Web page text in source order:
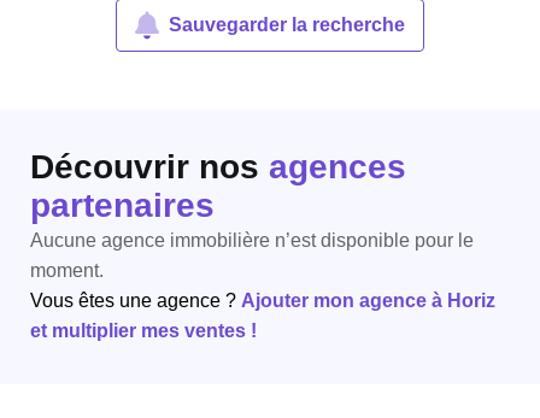
Sauvegarder la recherche
Découvrir nos agences
partenaires
Aucune agence immobilière n’est disponible pour le
moment.
Vous êtes une agence ? Ajouter mon agence à Horiz
et multiplier mes ventes !